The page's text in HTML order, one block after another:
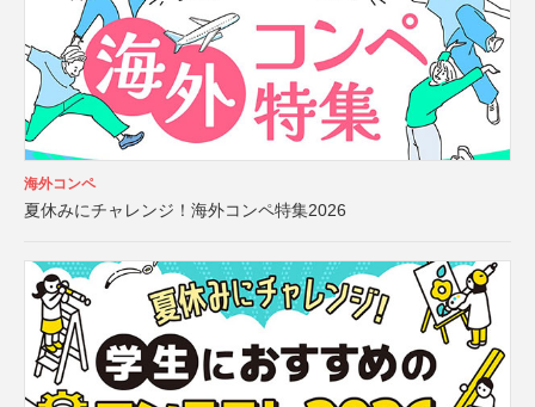
海外コンペ
夏休みにチャレンジ！海外コンペ特集2026